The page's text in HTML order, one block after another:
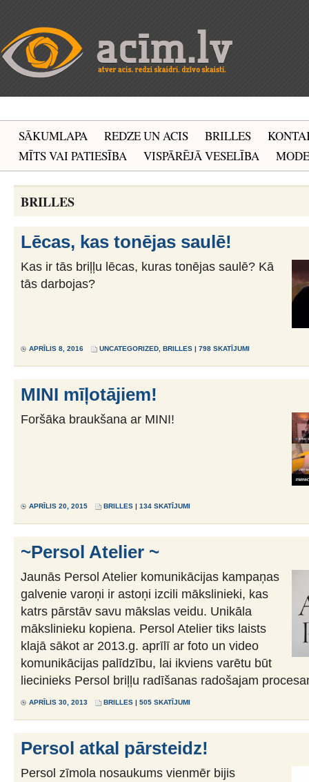
SĀKUMLAPA REDZE UN ACIS BRILLES
MĪTS VAI PATIESĪBA
VISPĀRĒJĀ VESELĪBA MODE
BRILLES
Lēcas, kas tonējas saulē!
Kas ir tās briļļu lēcas, kuras tonējas saulē? Kā
tās darbojas?
APRĪLIS 8, 2016 UNCATEGORIZED BRILLES | 798 SKATĪJUMI
MINI mīļotājiem!
Foršāka braukšana ar MINI!
APRĪLIS 20, 2015 BRILLES | 134 SKATĪJUMI
~­Persol­ Atelier ~
Jaunās Persol Atelier komunikācijas kampaņas
galvenie varoņi ir astoņi izcili mākslinieki, kas
katrs pārstāv savu mākslas veidu. Unikāla
mākslinieku kopiena. Persol Atelier tiks laists
klajā sākot ar 2013.g. aprīlī ar foto un video
komunikācijas palīdzību, lai ikviens varētu būt
liecinieks Persol briļļu radīšanas radošajam
APRĪLIS 30, 2013 BRILLES | 505 SKATĪJUMI
Persol atkal pārsteidz!
Persol zīmola nosaukums vienmēr bijis